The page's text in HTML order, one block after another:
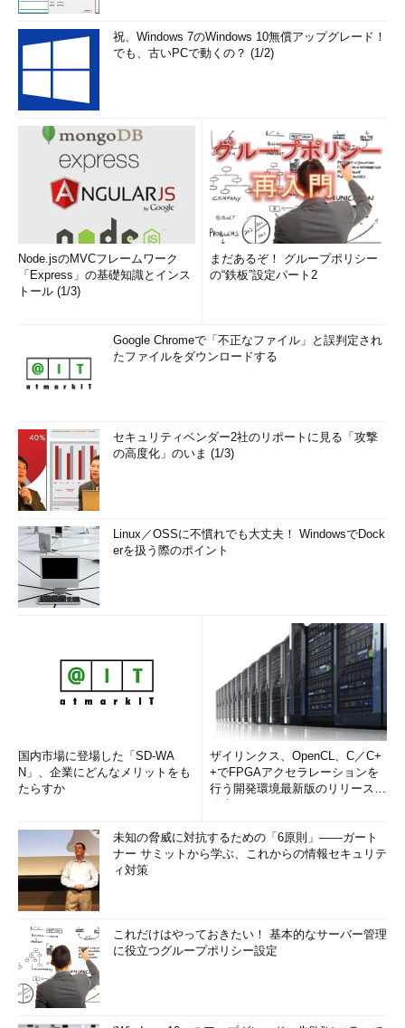
祝、Windows 7のWindows 10無償アップグレード！
でも、古いPCで動くの？ (1/2)
Node.jsのMVCフレームワーク
「Express」の基礎知識とインス
トール (1/3)
まだあるぞ！ グループポリシー
の“鉄板”設定パート2
Google Chromeで「不正なファイル」と誤判定され
たファイルをダウンロードする
セキュリティベンダー2社のリポートに見る「攻撃
の高度化」のいま (1/3)
Linux／OSSに不慣れでも大丈夫！ WindowsでDock
erを扱う際のポイント
国内市場に登場した「SD-WA
N」、企業にどんなメリットをも
たらすか
ザイリンクス、OpenCL、C／C+
+でFPGAアクセラレーションを
行う開発環境最新版のリリースを
未知の脅威に対抗するための「6原則」――ガート
ナー サミットから学ぶ、これからの情報セキュリテ
ィ対策
これだけはやっておきたい！ 基本的なサーバー管理
に役立つグループポリシー設定